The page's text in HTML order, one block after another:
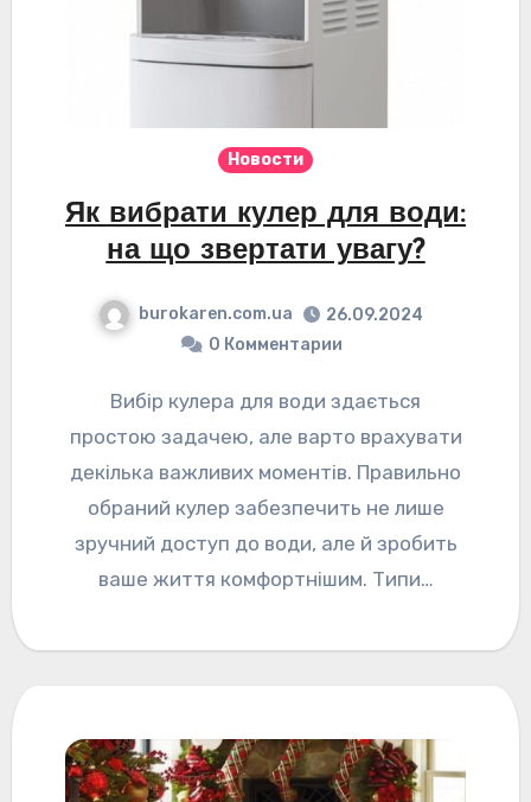
Новости
Як вибрати кулер для води:
на що звертати увагу?
burokaren.com.ua
26.09.2024
0 Комментарии
Вибір кулера для води здається
простою задачею, але варто врахувати
декілька важливих моментів. Правильно
обраний кулер забезпечить не лише
зручний доступ до води, але й зробить
ваше життя комфортнішим. Типи…